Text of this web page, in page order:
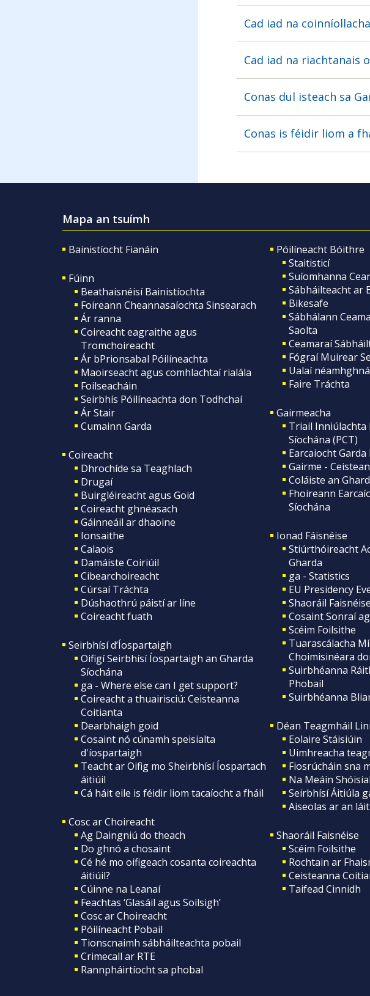
Cad iad na
Cad iad na riachtanais
Conas dul isteach sa
Conas is féidir liom a
Mapa an tsuímh
Bainistíocht Fianáin
Fúinn
Beathaisnéisí Bainistíochta
Foireann Cheannasaíochta Sinsearach
Ár ranna
Coireacht eagraithe agus
Tromchoireacht
Ár bPrionsabal Póilíneachta
Maoirseacht agus comhlachtaí rialála
Foilseacháin
Seirbhís Póilíneachta don Todhchaí
Ár Stair
Cumainn Garda
Coireacht
Dhrochíde sa Teaghlach
Drugaí
Buirgléireacht agus Goid
Coireacht ghnéasach
Gáinneáil ar dhaoine
Ionsaithe
Calaois
Damáiste Coiriúil
Cibearchoireacht
Cúrsaí Tráchta
Dúshaothrú páistí ar líne
Coireacht fuath
Seirbhísí d’Íospartaigh
Oifigí Seirbhísí Íospartaigh an Gharda
Síochána
ga - Where else can I get support?
Coireacht a thuairisciú: Ceisteanna
Coitianta
Dearbhaigh goid
Cosaint nó cúnamh speisialta
d'íospartaigh
Teacht ar Oifig mo Sheirbhísí Íospartach
áitiúil
Cá háit eile is féidir liom tacaíocht a fháil
Cosc ar Choireacht
Ag Daingniú do theach
Do ghnó a chosaint
Cé hé mo oifigeach cosanta coireachta
áitiúil?
Cúinne na Leanaí
Feachtas ‘Glasáil agus Soilsigh’
Cosc ar Choireacht
Póilíneacht Pobail
Tionscnaimh sábháilteachta pobail
Crimecall ar RTE
Rannpháirtíocht sa phobal
Póilíneacht Bóithre
Staitisticí
Suíomhanna
Sábháilteacht ar
Bikesafe
Sábhálann
Saolta
Ceamaraí
Fógraí Muirear
Ualaí
Faire Tráchta
Gairmeacha
Triail Inniúlachta
Síochána (PCT)
Earcaiocht
Gairme -
Coláiste an
Fhoireann
Síochána
Ionad Fáisnéise
Stiúrthóireacht
Gharda
ga - Statistics
EU Presidency
Shaoráil Faisnéise
Cosaint Sonraí
Scéim Foilsithe
Tuarascálacha
Choimisinéara
Suirbhéanna
Phobail
Suirbhéanna
Déan Teagmháil
Eolaire Stáisiúin
Uimhreacha
Fiosrúcháin sna
Na Meáin
Seirbhísí Áitiúla
Aiseolas ar an
Shaoráil Faisnéise
Scéim Foilsithe
Rochtain ar
Ceisteanna
Taifead Cinnidh